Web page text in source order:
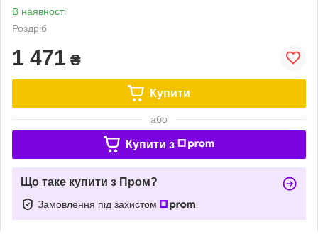
В наявності
Роздріб
1 471 ₴
Купити
або
Купити з
Що таке купити з Пром?
Замовлення під захистом